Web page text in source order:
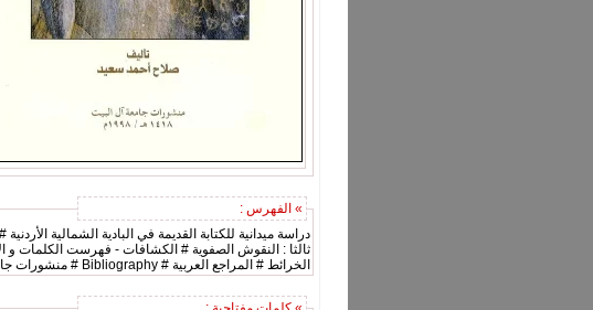
» الفهرس :
دراسة ميدانية للكتابة القديمة في البادية الشمالية
الخرائط # المراجع العربية # Bibliography # منشورات جامعة آل البيت # الكتب السنوية # المجلات و الصحف